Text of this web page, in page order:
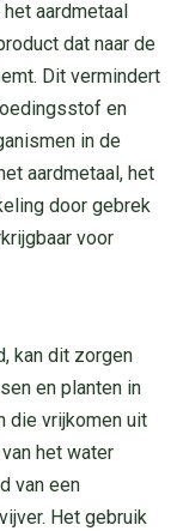
aardmetaal
dat naar de
Dit vermindert
en
in de
aardmetaal, het
door gebrek
voor
kan dit zorgen
en planten in
die vrijkomen uit
het water
van een
Het gebruik